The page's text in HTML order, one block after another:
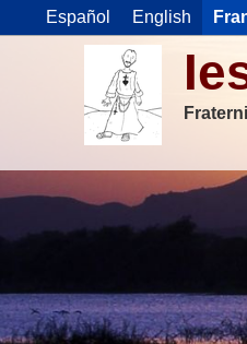
Español English